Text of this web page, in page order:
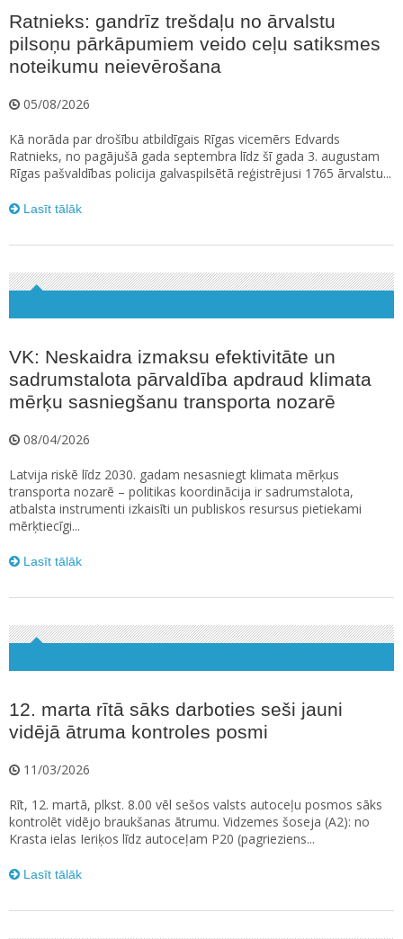
Ratnieks: gandrīz trešdaļu no ārvalstu
pilsoņu pārkāpumiem veido ceļu satiksmes
noteikumu neievērošana
05/08/2026
Kā norāda par drošību atbildīgais Rīgas vicemērs Edvards
Ratnieks, no pagājušā gada septembra līdz šī gada 3. augustam
Rīgas pašvaldības policija galvaspilsētā reģistrējusi 1765 ārvalstu...
Lasīt tālāk
VK: Neskaidra izmaksu efektivitāte un
sadrumstalota pārvaldība apdraud klimata
mērķu sasniegšanu transporta nozarē
08/04/2026
Latvija riskē līdz 2030. gadam nesasniegt klimata mērķus
transporta nozarē – politikas koordinācija ir sadrumstalota,
atbalsta instrumenti izkaisīti un publiskos resursus pietiekami
mērķtiecīgi...
Lasīt tālāk
12. marta rītā sāks darboties seši jauni
vidējā ātruma kontroles posmi
11/03/2026
Rīt, 12. martā, plkst. 8.00 vēl sešos valsts autoceļu posmos sāks
kontrolēt vidējo braukšanas ātrumu. Vidzemes šoseja (A2): no
Krasta ielas Ieriķos līdz autoceļam P20 (pagrieziens...
Lasīt tālāk